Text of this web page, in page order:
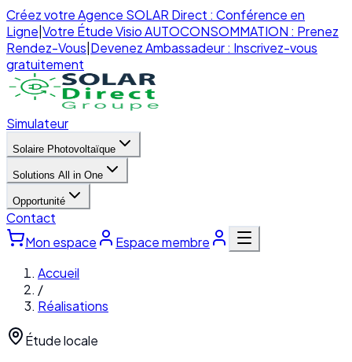
Créez votre Agence SOLAR Direct : Conférence en
Ligne Votre Étude Visio AUTOCONSOMMATION : Prenez
Rendez-Vous Devenez Ambassadeur : Inscrivez-vous
gratuitement
Simulateur
Solaire Photovoltaïque
Solutions All in One
Opportunité
Contact
Mon espace
Espace membre
Accueil
/
Réalisations
Étude locale